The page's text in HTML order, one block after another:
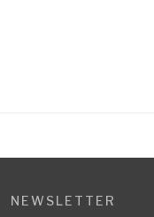
NEWSLETTER